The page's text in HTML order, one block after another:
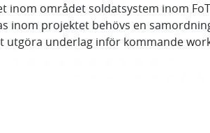
området soldatsystem inom
inom projektet behövs en
underlag inför kommande